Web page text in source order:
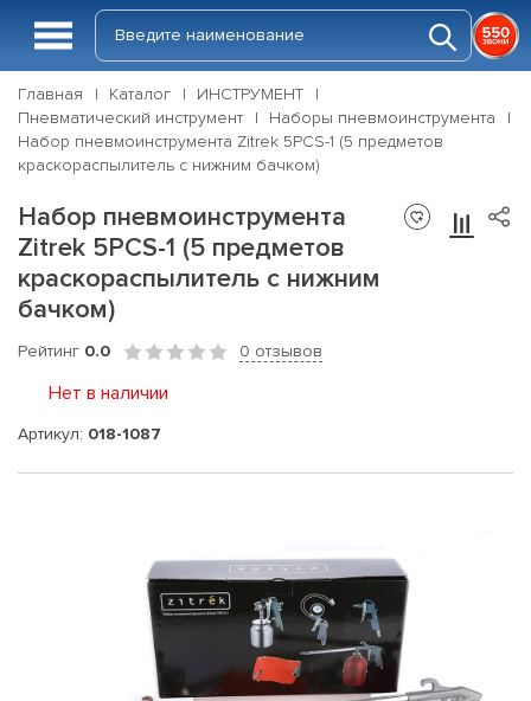
Главная Каталог
ИНСТРУМЕНТ
Пневматический инструмент
Наборы пневмоинструмента
Набор пневмоинструмента Zitrek 5PCS-1 (5 предметов
краскораспылитель с нижним бачком)
Набор пневмоинструмента
Zitrek 5PCS-1 (5 предметов
краскораспылитель с нижним
бачком)
Рейтинг 0.0 0 отзывов
Нет в наличии
Артикул: 018-1087